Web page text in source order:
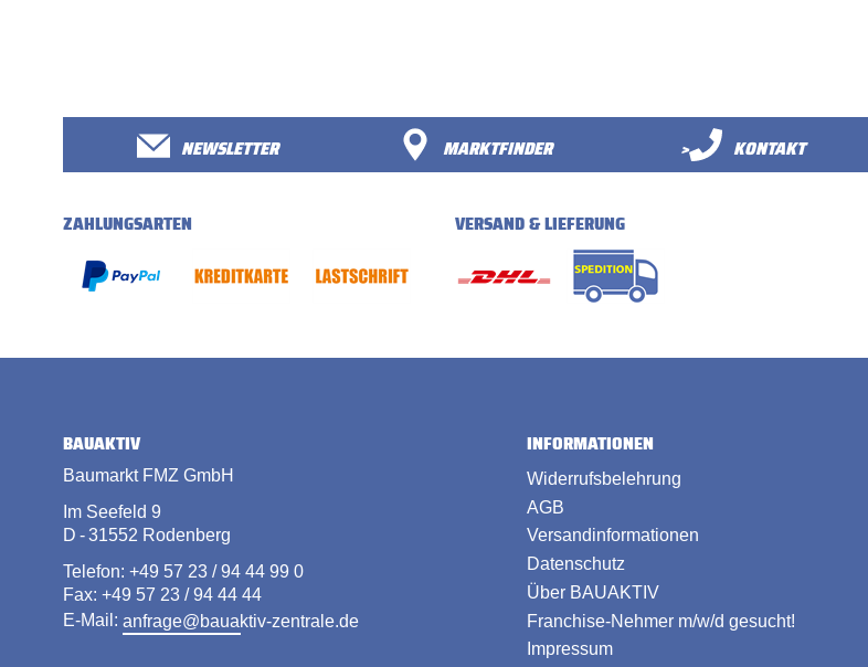
NEWSLETTER MARKTFINDER > KONTAKT
ZAHLUNGSARTEN VERSAND & LIEFERUNG
BAUAKTIV
Baumarkt FMZ GmbH
Im Seefeld 9
D - 31552 Rodenberg
Telefon: +49 57 23 / 94 44 99 0
Fax: +49 57 23 / 94 44 44
E-Mail: anfrage@bauaktiv-zentrale.de
INFORMATIONEN
Widerrufsbelehrung
AGB
Versandinformationen
Datenschutz
Über BAUAKTIV
Franchise-Nehmer m/w/d gesucht!
Impressum